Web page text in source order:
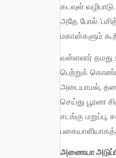
கடவுள்
அதே போல்
மகான்களும்
வள்ளலார் தமது உபதேசக் குறிப்புகளில் இவ்வாறு எழுதுகிறார்: “சமயத் தெய்வங்களில் வழிபாடு செய்து அந்த சமயத் தெய்வங்களை
பெற்றுக் கொண்ட
அடையாமல்,
செய்து பூரண
சடங்கு
அணையா